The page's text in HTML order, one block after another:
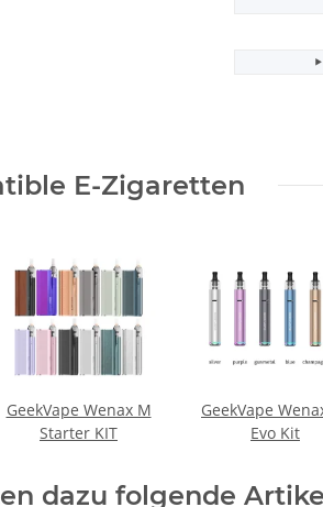
E-Zigaretten
GeekVape Wenax M
Starter KIT
GeekVape
Evo Kit
dazu folgende